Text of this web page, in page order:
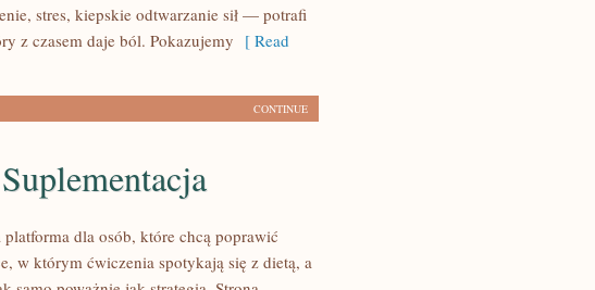
stres, kiepskie odtwarzanie sił — potrafi
z czasem daje ból. Pokazujemy [ Read
CONTINUE
dla osób, które chcą poprawić
w którym ćwiczenia spotykają się z dietą, a